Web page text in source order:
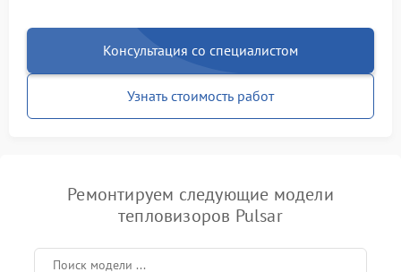
Консультация со специалистом
Узнать стоимость работ
Ремонтируем следующие модели
тепловизоров Pulsar